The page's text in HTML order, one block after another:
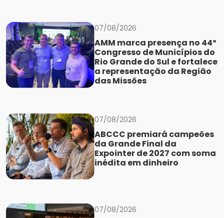
07/08/2026
AMM marca presença no 44º
Congresso de Municípios do
Rio Grande do Sul e fortalece
a representação da Região
das Missões
07/08/2026
ABCCC premiará campeões
da Grande Final da
Expointer de 2027 com soma
inédita em dinheiro
07/08/2026